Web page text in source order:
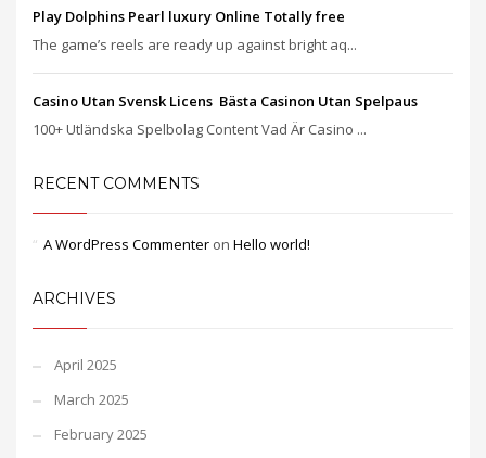
Play Dolphins Pearl luxury Online Totally free
The game’s reels are ready up against bright aq...
Casino Utan Svensk Licens ️ Bästa Casinon Utan Spelpaus
100+ Utländska Spelbolag Content Vad Är Casino ...
RECENT COMMENTS
A WordPress Commenter on Hello world!
ARCHIVES
April 2025
March 2025
February 2025